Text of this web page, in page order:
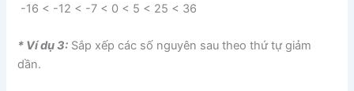
-16 < -12 < -7 < 0 < 5 < 25 < 36
* Ví dụ 3: Sắp xếp các số nguyên sau theo thứ tự giảm
dần.